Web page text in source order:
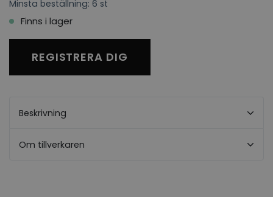
Minsta beställning: 6 st
Finns i lager
REGISTRERA DIG
Beskrivning
Om tillverkaren